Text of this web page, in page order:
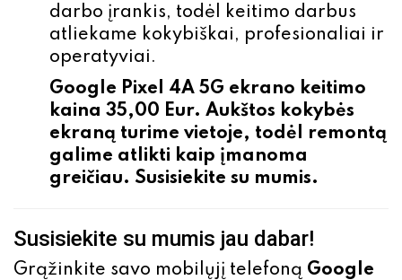
darbo įrankis, todėl keitimo darbus
atliekame kokybiškai, profesionaliai ir
operatyviai.
Google Pixel 4A 5G ekrano keitimo
kaina 35,00 Eur. Aukštos kokybės
ekraną turime vietoje, todėl remontą
galime atlikti kaip įmanoma
greičiau. Susisiekite su mumis.
Susisiekite su mumis jau dabar!
Grąžinkite savo mobilųjį telefoną Google